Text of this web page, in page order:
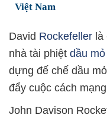
Việt Nam
David Rockefeller
nhà tài phiệt dầu mỏ
dựng đế chế dầu
đẩy cuộc cách
John Davison